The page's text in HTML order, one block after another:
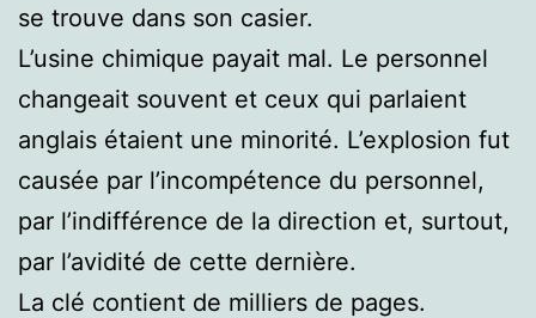
se trouve dans son casier.
L’usine chimique payait mal. Le personnel
changeait souvent et ceux qui parlaient
anglais étaient une minorité. L’explosion fut
causée par l’incompétence du personnel,
par l’indifférence de la direction et, surtout,
par l’avidité de cette dernière.
La clé contient de milliers de pages.